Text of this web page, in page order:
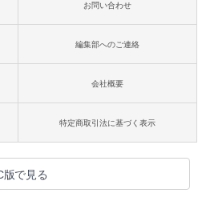
お問い合わせ
編集部へのご連絡
会社概要
特定商取引法に基づく表示
版で見る